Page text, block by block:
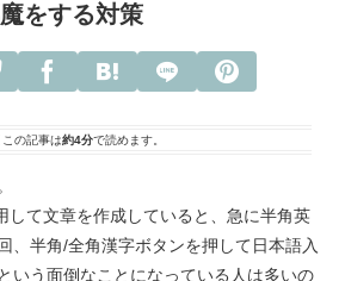
をする対策
この記事は約4分で読めます。
して文章を作成していると、急に半角英
、半角/全角漢字ボタンを押して日本語入
いう面倒なことになっている人は多いの